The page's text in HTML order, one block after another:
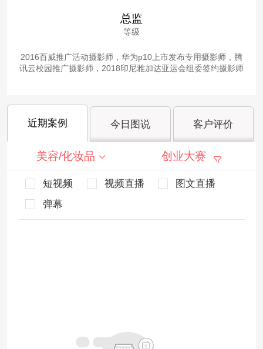
总监
等级
2016百威推广活动摄影师，华为p10上市发布专用摄影师，腾
讯云校园推广摄影师，2018印尼雅加达亚运会组委签约摄影师
近期案例 今日图说 客户评价
美容/化妆品 创业大赛
短视频 视频直播
图文直播
弹幕